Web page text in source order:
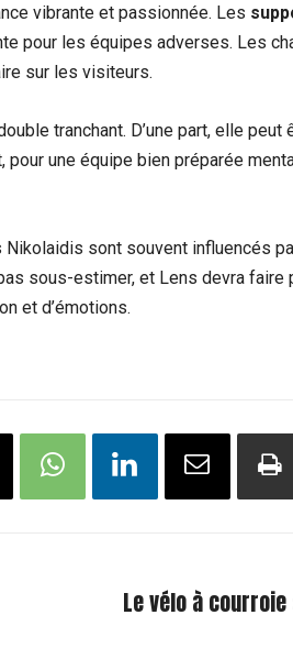
vibrante et passionnée. Les
pour les équipes adverses. Les
sur les visiteurs.
tranchant. D’une part, elle
pour une équipe bien préparée
sont souvent influencés
sous-estimer, et Lens devra
et d’émotions.
Le vélo à